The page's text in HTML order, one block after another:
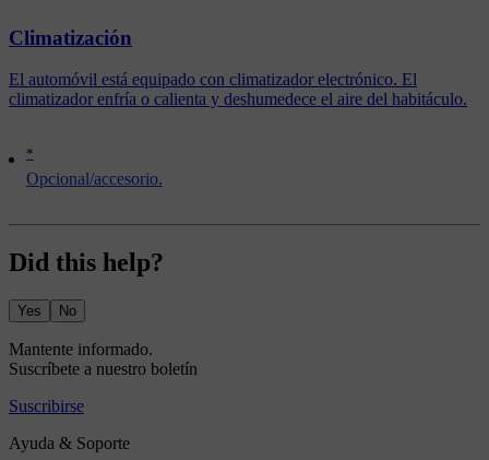
*
Opcional/accesorio.
Climatización
El automóvil está equipado con climatizador electrónico. El
climatizador enfría o calienta y deshumedece el aire del habitáculo.
Did this help?
Yes No